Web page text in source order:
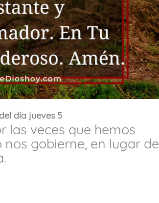
día jueves 5
las veces que hemos
gobierne, en lugar de